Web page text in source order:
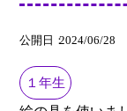
公開日 2024/06/28
１年生